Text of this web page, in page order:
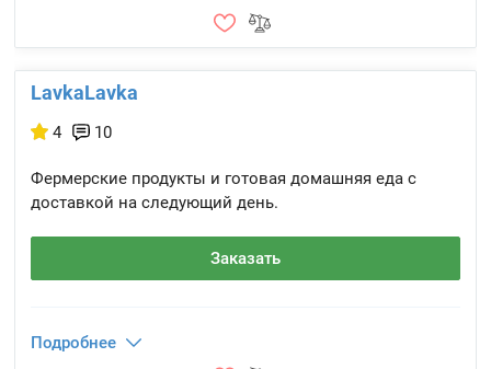
LavkaLavka
4 10
Фермерские продукты и готовая домашняя еда с
доставкой на следующий день.
Заказать
Подробнее